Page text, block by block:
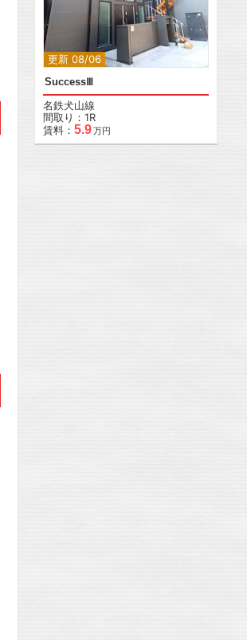
更新 08/06
SuccessⅢ
名鉄犬山線
間取り：1R
賃料： 5.9万円